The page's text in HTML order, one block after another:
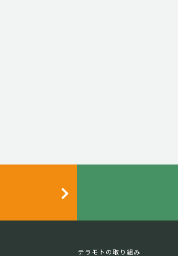
テラモトの取り組み